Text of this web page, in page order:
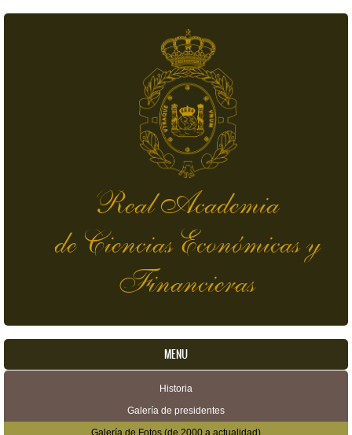
Real Academia
de Ciencias Económicas y
Financieras
MENU
Historia
Galería de presidentes
Galería de Fotos (de 2000 a actualidad)